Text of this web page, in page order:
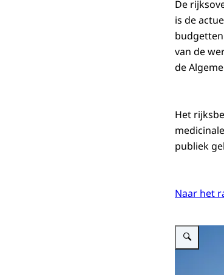
De
is de
van de
de
Het
publiek
Naar het
Vergroot